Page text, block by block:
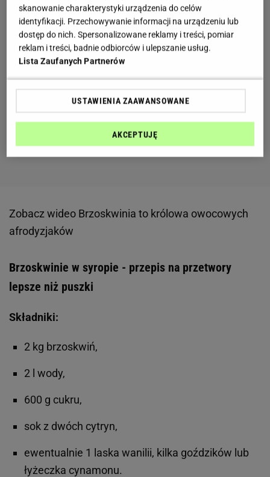
Zobacz wideo Brzoskwinia to królowa owocowych
afrodyzjaków
Brzoskwinie w syropie - przepis na przetwory
lepsze niż puszki
Składniki:
2 kg brzoskwiń,
2 l wody,
600 g cukru,
sok z dwóch cytryn,
ewentualnie 1 laska wanilii, kilka goździków lub
łyżeczka cynamonu.
skanowanie charakterystyki urządzenia do celów
identyfikacji. Przechowywanie informacji na urządzeniu lub
dostęp do nich. Spersonalizowane reklamy i treści, pomiar
reklam i treści, badnie odbiorców i ulepszanie usług.
Lista Zaufanych Partnerów
USTAWIENIA ZAAWANSOWANE
AKCEPTUJĘ